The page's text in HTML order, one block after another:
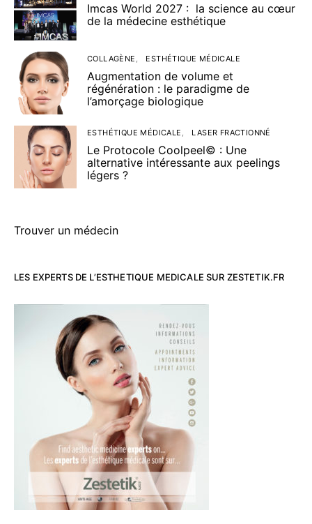
Imcas World 2027 : la science au cœur
de la médecine esthétique
COLLAGÈNE ESTHÉTIQUE MÉDICALE
Augmentation de volume et
régénération : le paradigme de
l’amorçage biologique
ESTHÉTIQUE MÉDICALE LASER FRACTIONNÉ
Le Protocole Coolpeel© : Une
alternative intéressante aux peelings
légers ?
Trouver un médecin
LES EXPERTS DE L’ESTHETIQUE MEDICALE SUR ZESTETIK.FR